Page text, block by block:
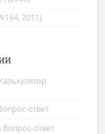
2011)
ответ
Вопрос-ответ